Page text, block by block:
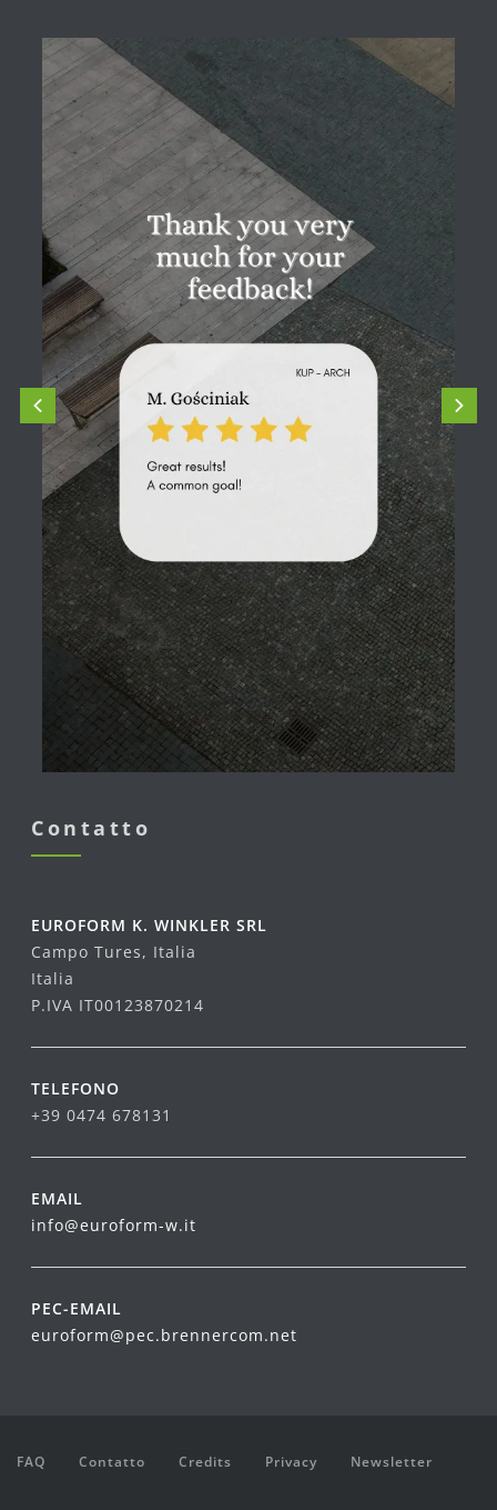
Contatto
EUROFORM K. WINKLER SRL
Campo Tures, Italia
Italia
P.IVA IT00123870214
TELEFONO
+39 0474 678131
EMAIL
info@euroform-w.it
PEC-EMAIL
euroform@pec.brennercom.net
FAQ Contatto Credits Privacy Newsletter